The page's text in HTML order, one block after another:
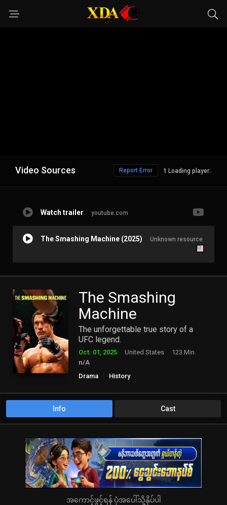
Video Sources Loading player..
Report Error
Watch trailer youtube.com
The Smashing Machine (2025) Unknown resource
The Smashing
Machine
The unforgettable true story of a
UFC legend.
Oct. 01, 2025 United States
123 Min.
n/A
Drama
History
Info Cast
အကောင့်ဖွင့်ရန် ပုံအပေါ်သို့နှိပ်ပါ